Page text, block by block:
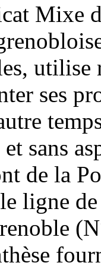
Mixe
utilise
ses
sans
de la
ligne